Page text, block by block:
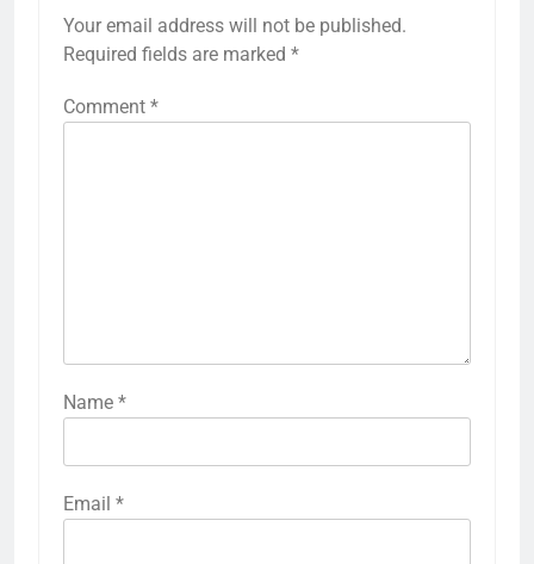
Your email address will not be published.
Required fields are marked *
Comment *
Name *
Email *